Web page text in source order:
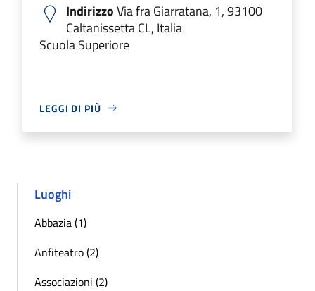
IndirizzoVia fra Giarratana, 1, 93100
Caltanissetta CL, Italia
Scuola Superiore
LEGGI DI PIÙ
Luoghi
Abbazia (1)
Anfiteatro (2)
Associazioni (2)